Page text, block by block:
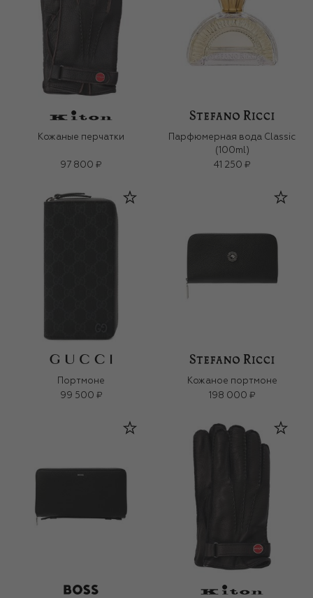
Кожаные перчатки
97 800 ₽
Парфюмерная вода Classic
(100ml)
41 250 ₽
Портмоне
99 500 ₽
Кожаное портмоне
198 000 ₽